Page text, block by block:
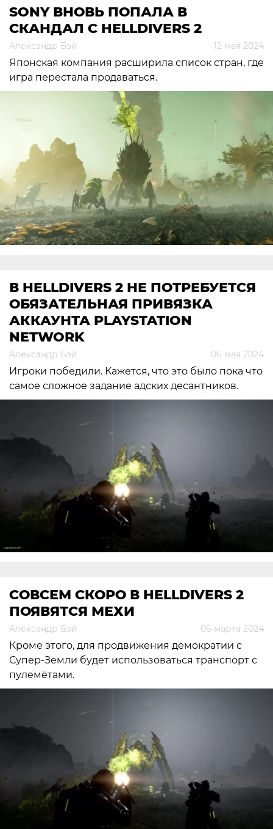
SONY ВНОВЬ ПОПАЛА В
СКАНДАЛ С HELLDIVERS 2
Александр Бэй 12 мая 2024
Японская компания расширила список стран, где
игра перестала продаваться.
В HELLDIVERS 2 НЕ ПОТРЕБУЕТСЯ
ОБЯЗАТЕЛЬНАЯ ПРИВЯЗКА
АККАУНТА PLAYSTATION
NETWORK
Александр Бэй 06 мая 2024
Игроки победили. Кажется, что это было пока что
самое сложное задание адских десантников.
СОВСЕМ СКОРО В HELLDIVERS 2
ПОЯВЯТСЯ МЕХИ
Александр Бэй 06 марта 2024
Кроме этого, для продвижения демократии с
Супер-Земли будет использоваться транспорт с
пулемётами.